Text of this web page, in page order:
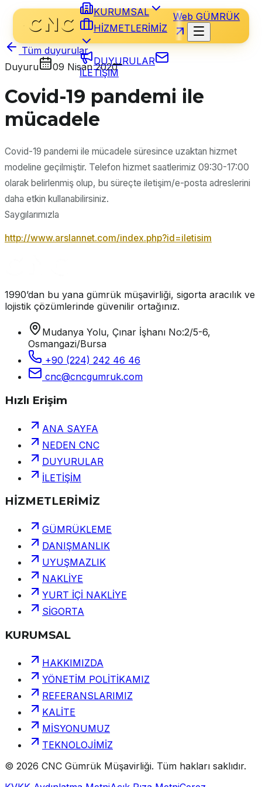
KURUMSAL
HİZMETLERİMİZ
DUYURULAR
İLETİŞİM
Web GÜMRÜK
Tüm duyurular
Duyuru
09 Nisan 2020
Covid-19 pandemi ile
mücadele
Covid-19 pandemi ile mücadele süresince uzaktan hizmet
modeline geçilmiştir. Telefon hizmet saatlerimiz 09:30-17:00
olarak belirlenmiş olup, bu süreçte iletişim/e-posta adreslerini
daha etkin kullanabilirsiniz.
Saygılarımızla
http://www.arslannet.com/index.php?id=iletisim
1990’dan bu yana gümrük müşavirliği, sigorta aracılık ve
lojistik çözümlerinde güvenilir ortağınız.
Mudanya Yolu, Çınar İşhanı No:2/5-6,
Osmangazi/Bursa
+90 (224) 242 46 46
cnc@cncgumruk.com
Hızlı Erişim
ANA SAYFA
NEDEN CNC
DUYURULAR
İLETİŞİM
HİZMETLERİMİZ
GÜMRÜKLEME
DANIŞMANLIK
UYUŞMAZLIK
NAKLİYE
YURT İÇİ NAKLİYE
SİGORTA
KURUMSAL
HAKKIMIZDA
YÖNETİM POLİTİKAMIZ
REFERANSLARIMIZ
KALİTE
MİSYONUMUZ
TEKNOLOJİMİZ
© 2026 CNC Gümrük Müşavirliği. Tüm hakları saklıdır.